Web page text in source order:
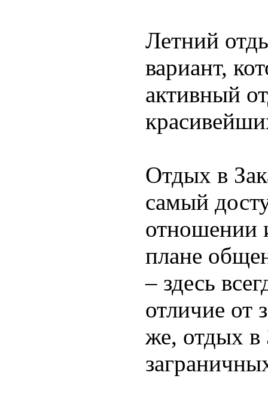
Летний
вариант,
активный
Отдых в
самый
отношении
плане
– здесь
отличие от
же, отдых в